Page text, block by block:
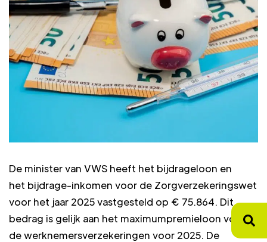
De minister van VWS heeft het bijdrageloon en
het bijdrage-inkomen voor de Zorgverzekeringswet
voor het jaar 2025 vastgesteld op € 75.864. Dit
bedrag is gelijk aan het maximumpremieloon voor
de werknemersverzekeringen voor 2025. De